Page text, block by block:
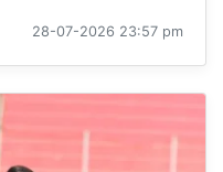
28-07-2026 23:57 pm